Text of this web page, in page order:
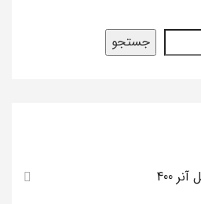
جستجو
400